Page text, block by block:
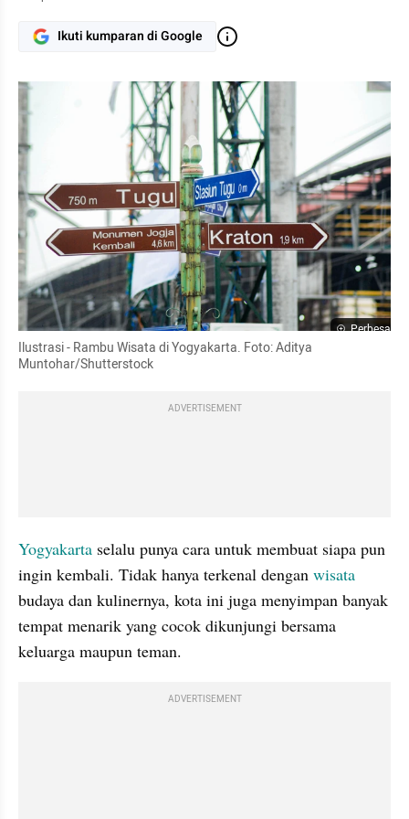
Ikuti kumparan di Google
Perbesar
Ilustrasi - Rambu Wisata di Yogyakarta. Foto: Aditya
Muntohar/Shutterstock
ADVERTISEMENT
Yogyakarta selalu punya cara untuk membuat siapa pun
ingin kembali. Tidak hanya terkenal dengan wisata
budaya dan kulinernya, kota ini juga menyimpan banyak
tempat menarik yang cocok dikunjungi bersama
keluarga maupun teman.
ADVERTISEMENT